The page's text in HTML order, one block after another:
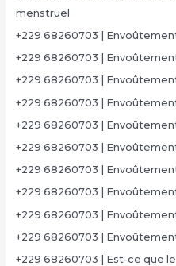
menstruel
+229 68260703 |
+229 68260703 |
+229 68260703 |
+229 68260703 |
+229 68260703 |
+229 68260703 |
+229 68260703 |
+229 68260703 |
+229 68260703 |
+229 68260703 |
+229 68260703 | Est-ce que